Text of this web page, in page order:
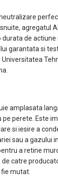
agregatul
de actiune
garantata si
amplasata
pe perete. Este
si iesire a
sau a gazului
a retine
catre
mutat.